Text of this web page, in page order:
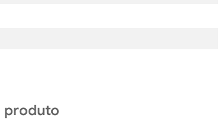
produto